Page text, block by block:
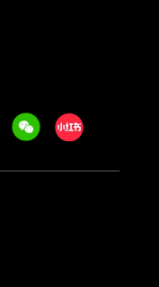
WeechatXiaohongshu/